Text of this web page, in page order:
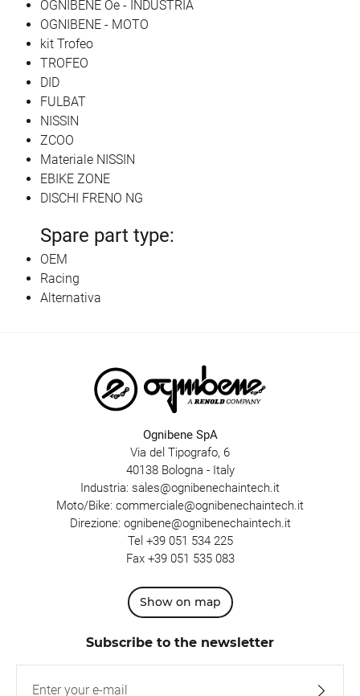
OGNIBENE Oe - INDUSTRIA
OGNIBENE - MOTO
kit Trofeo
TROFEO
DID
FULBAT
NISSIN
ZCOO
Materiale NISSIN
EBIKE ZONE
DISCHI FRENO NG
Spare part type:
OEM
Racing
Alternativa
Ognibene SpA
Via del Tipografo, 6
40138 Bologna - Italy
Industria: sales@ognibenechaintech.it
Moto/Bike: commerciale@ognibenechaintech.it
Direzione: ognibene@ognibenechaintech.it
Tel +39 051 534 225
Fax +39 051 535 083
Show on map
Subscribe to the newsletter